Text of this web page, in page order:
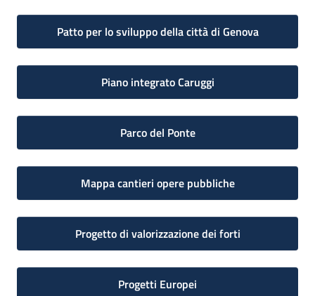
Patto per lo sviluppo della città di Genova
Piano integrato Caruggi
Parco del Ponte
Mappa cantieri opere pubbliche
Progetto di valorizzazione dei forti
Progetti Europei